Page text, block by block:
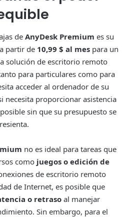
de AnyDesk Premium es su
partir de 10,99 $ al mes para un
solución de escritorio remoto
para particulares como para
acceder al ordenador de su
necesita proporcionar asistencia
sin que su presupuesto se
resienta.
no es ideal para tareas que
como juegos o edición de
de escritorio remoto
de Internet, es posible que
o retraso al manejar
Sin embargo, para el